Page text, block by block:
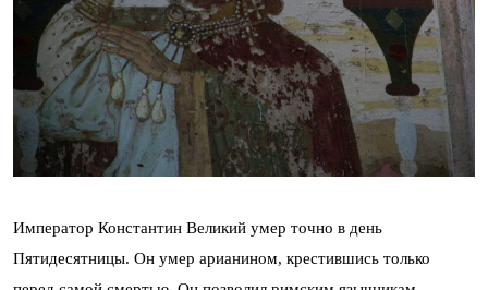
Император Константин Великий умер точно в день
Пятидесятницы. Он умер арианином, крестившись только